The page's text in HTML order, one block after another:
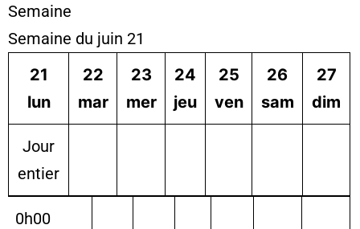
Semaine
Semaine du juin 21
21
lun
22
mar
23
mer
24
jeu
25
ven
26
sam
27
dim
Jour
entier
0h00